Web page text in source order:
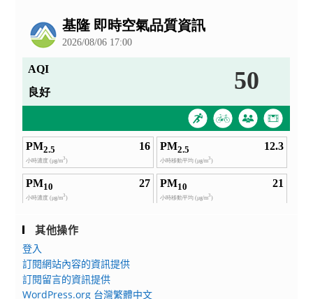
其他操作
登入
訂閱網站內容的資訊提供
訂閱留言的資訊提供
WordPress.org 台灣繁體中文